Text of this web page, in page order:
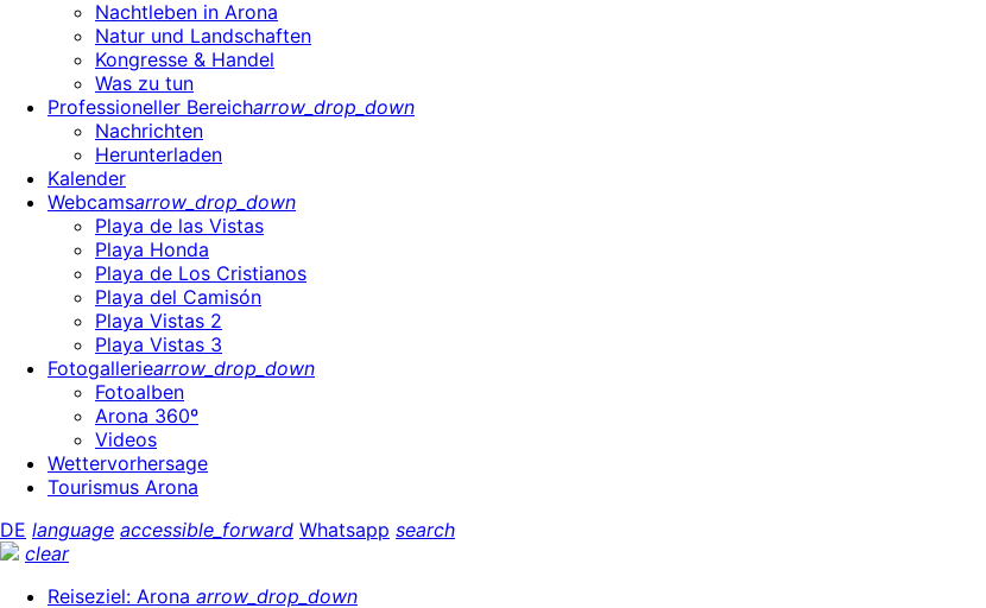
Nachtleben in Arona
Natur und Landschaften
Kongresse & Handel
Was zu tun
Professioneller Bereicharrow_drop_down
Nachrichten
Herunterladen
Kalender
Webcamsarrow_drop_down
Playa de las Vistas
Playa Honda
Playa de Los Cristianos
Playa del Camisón
Playa Vistas 2
Playa Vistas 3
Fotogalleriearrow_drop_down
Fotoalben
Arona 360º
Videos
Wettervorhersage
Tourismus Arona
DE language accessible_forward Whatsapp search
clear
Reiseziel: Arona arrow_drop_down